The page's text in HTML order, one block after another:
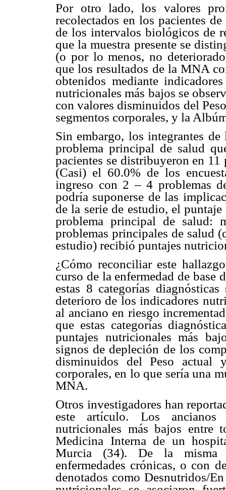
Por otro lado, los valores
recolectados en los pacientes
de los intervalos biológicos de
que la muestra presente se
(o por lo menos, no
que los resultados de la MNA
obtenidos mediante
nutricionales más bajos se
con valores disminuidos del
segmentos corporales, y la
Sin embargo, los integrantes
problema principal de salud
pacientes se distribuyeron en
(Casi) el 60.0% de los
ingreso con 2 – 4 problemas
podría suponerse de las
de la serie de estudio, el
problema principal de salud:
problemas principales de salud
estudio) recibió puntajes
¿Cómo reconciliar este
curso de la enfermedad de base
estas 8 categorías
deterioro de los indicadores
al anciano en riesgo
que estas categorías
puntajes nutricionales más
signos de depleción de los
disminuidos del Peso actual
corporales, en lo que sería una
MNA.
Otros investigadores han
este artículo. Los ancianos
nutricionales más bajos entre
Medicina Interna de un
Murcia (34). De la misma
enfermedades crónicas, o con
denotados como Desnutridos/